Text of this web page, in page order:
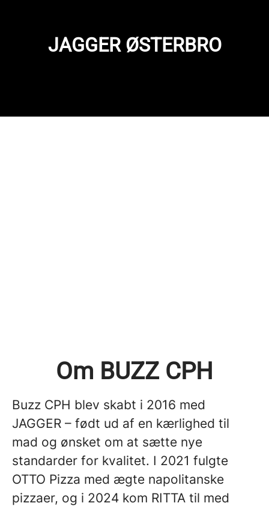
JAGGER ØSTERBRO
Om BUZZ CPH
Buzz CPH blev skabt i 2016 med
JAGGER – født ud af en kærlighed til
mad og ønsket om at sætte nye
standarder for kvalitet. I 2021 fulgte
OTTO Pizza med ægte napolitanske
pizzaer, og i 2024 kom RITTA til med